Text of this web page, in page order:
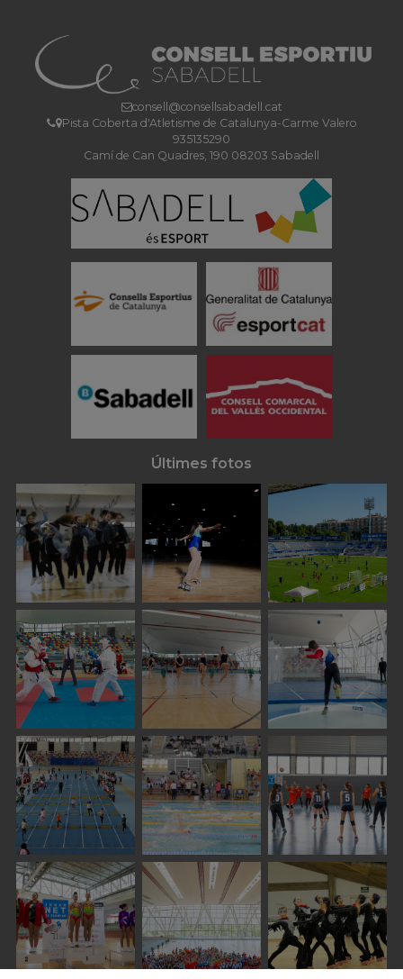
consell@consellsabadell.cat
Pista Coberta d'Atletisme de Catalunya-Carme Valero
935135290
Camí de Can Quadres, 190 08203 Sabadell
Últimes fotos